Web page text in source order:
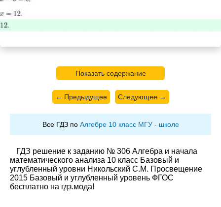
Показать содержание
← Предыдущее Следующее →
Все ГДЗ по Алгебре 10 класс МГУ - школе
ГДЗ решение к заданию № 306 Алгебра и начала
математического анализа 10 класс Базовый и
углубленный уровни Никольский С.М. Просвещение
2015 Базовый и углубленный уровень ФГОС
бесплатно на гдз.мода!